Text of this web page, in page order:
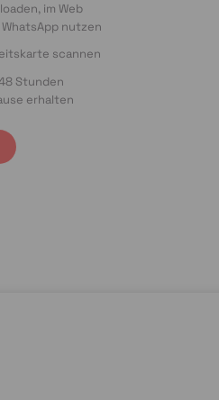
im Web
nutzen
scannen
Stunden
erhalten